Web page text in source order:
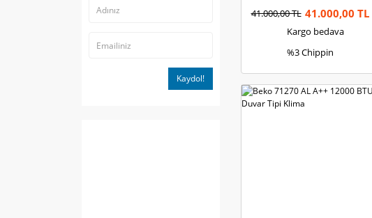
Kaydol!
41.000,00 TL 41.000,00 TL
Kargo bedava
%3 Chippin